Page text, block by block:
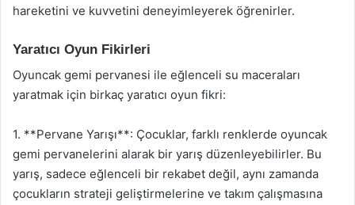
hareketini ve kuvvetini deneyimleyerek öğrenirler.
Yaratıcı Oyun Fikirleri
Oyuncak gemi pervanesi ile eğlenceli su maceraları
yaratmak için birkaç yaratıcı oyun fikri:
1. **Pervane Yarışı**: Çocuklar, farklı renklerde oyuncak
gemi pervanelerini alarak bir yarış düzenleyebilirler. Bu
yarış, sadece eğlenceli bir rekabet değil, aynı zamanda
çocukların strateji geliştirmelerine ve takım çalışmasına